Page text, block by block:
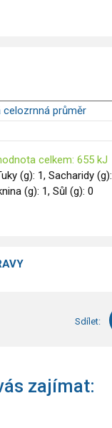
celozrnná průměr
celkem: 655 kJ
(g): 1, Sacharidy
(g): 1, Sůl (g): 0
Sdílet:
zajímat: